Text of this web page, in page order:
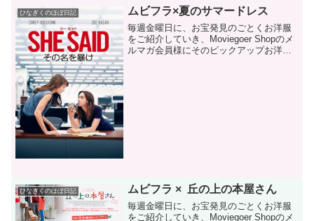
おはなし？かなり作り込まれたプロット
なので、サクッとは説明で...
ひなぎくのほぼ日記 ムビフラ×夏のサマードレス
毎週金曜日に、お宝発見のごとくお洋服
をご紹介していき、Moviegoer Shopのメ
ルマガ会員様にそのピックアップお洋服
ひなぎくのほぼ日記 ムビフラ × 丘の上の本屋さん
毎週金曜日に、お宝発見のごとくお洋服
をご紹介していき、Moviegoer Shopのメ